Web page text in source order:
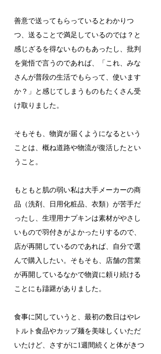
善意で送ってもらっているとわかりつ
つ、送ることで満足しているのでは？と
感じざるを得ないものもあったし、批判
を覚悟で言うのであれば、「これ、みな
さんが普段の生活でもらって、使います
か？」と感じてしまうものもたくさん受
け取りました。
そもそも、物資が届くようになるという
ことは、概ね道路や物流が復活したとい
うこと。
もともと肌の弱い私は大手メーカーの商
品（洗剤、日用化粧品、衣類）が苦手だ
ったし、生理用ナプキンは素材がやさし
いもので羽付きがよかったりするので、
店が再開しているのであれば、自分で選
んで購入したい。そもそも、店舗の営業
が再開しているなかで物資に頼り続ける
ことにも躊躇がありました。
食事に関していうと、最初の数日はやレ
トルト食品やカップ麺を美味しくいただ
いたけど、さすがに1週間続くと体がきつ